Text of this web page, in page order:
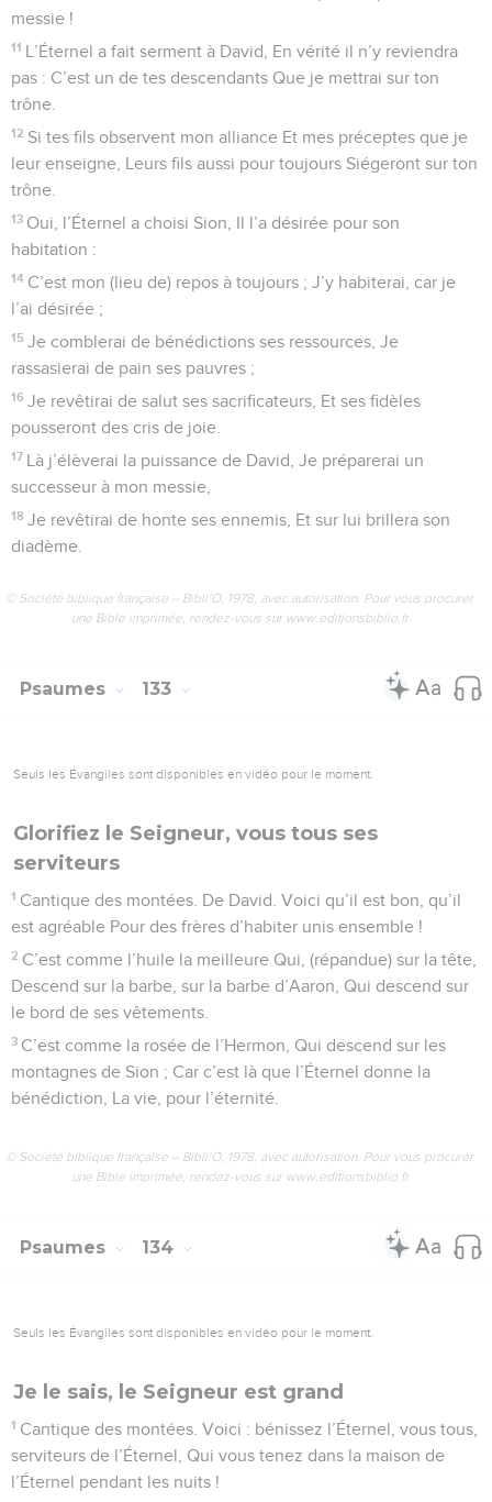
messie !
11 L’Éternel a fait serment à David, En vérité il n’y reviendra
pas : C’est un de tes descendants Que je mettrai sur ton
trône.
12 Si tes fils observent mon alliance Et mes préceptes que je
leur enseigne, Leurs fils aussi pour toujours Siégeront sur ton
trône.
13 Oui, l’Éternel a choisi Sion, Il l’a désirée pour son
habitation :
14 C’est mon (lieu de) repos à toujours ; J’y habiterai, car je
l’ai désirée ;
15 Je comblerai de bénédictions ses ressources, Je
rassasierai de pain ses pauvres ;
16 Je revêtirai de salut ses sacrificateurs, Et ses fidèles
pousseront des cris de joie.
17 Là j’élèverai la puissance de David, Je préparerai un
successeur à mon messie,
18 Je revêtirai de honte ses ennemis, Et sur lui brillera son
diadème.
© Société biblique française – Bibli’O, 1978, avec autorisation. Pour vous procurer
une Bible imprimée, rendez-vous sur www.editionsbiblio.fr
Psaumes 133
Seuls les Évangiles sont disponibles en vidéo pour le moment.
Glorifiez le Seigneur, vous tous ses
serviteurs
1 Cantique des montées. De David. Voici qu’il est bon, qu’il
est agréable Pour des frères d’habiter unis ensemble !
2 C’est comme l’huile la meilleure Qui, (répandue) sur la tête,
Descend sur la barbe, sur la barbe d’Aaron, Qui descend sur
le bord de ses vêtements.
3 C’est comme la rosée de l’Hermon, Qui descend sur les
montagnes de Sion ; Car c’est là que l’Éternel donne la
bénédiction, La vie, pour l’éternité.
© Société biblique française – Bibli’O, 1978, avec autorisation. Pour vous procurer
une Bible imprimée, rendez-vous sur www.editionsbiblio.fr
Psaumes 134
Seuls les Évangiles sont disponibles en vidéo pour le moment.
Je le sais, le Seigneur est grand
1 Cantique des montées. Voici : bénissez l’Éternel, vous tous,
serviteurs de l’Éternel, Qui vous tenez dans la maison de
l’Éternel pendant les nuits !